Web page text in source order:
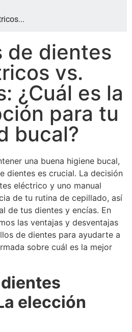
de dientes
vs.
¿Cuál es la
para tu
bucal?
una buena higiene bucal,
dientes es crucial. La decisión
eléctrico y uno manual
de tu rutina de cepillado, así
de tus dientes y encías. En
las ventajas y desventajas
de dientes para ayudarte a
sobre cuál es la mejor
elección